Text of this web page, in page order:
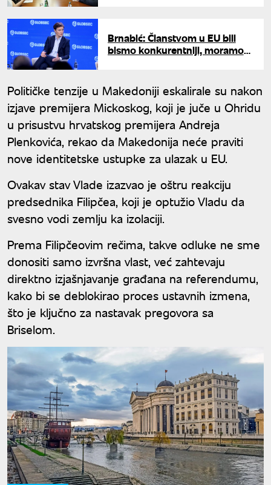
Brnabić: Članstvom u EU bili
bismo konkurentniji, moramo
Političke tenzije u Makedoniji eskalirale su nakon
izjave premijera Mickoskog, koji je juče u Ohridu
u prisustvu hrvatskog premijera Andreja
Plenkovića, rekao da Makedonija neće praviti
nove identitetske ustupke za ulazak u EU.
Ovakav stav Vlade izazvao je oštru reakciju
predsednika Filipčea, koji je optužio Vladu da
svesno vodi zemlju ka izolaciji.
Prema Filipčeovim rečima, takve odluke ne sme
donositi samo izvršna vlast, već zahtevaju
direktno izjašnjavanje građana na referendumu,
kako bi se deblokirao proces ustavnih izmena,
što je ključno za nastavak pregovora sa
Briselom.